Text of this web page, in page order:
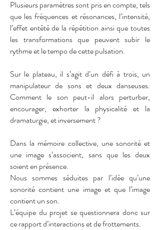
Plusieurs paramètres sont pris en compte, tels
que les fréquences et résonances, l’intensité,
l’effet entêté de la répétition ainsi que toutes
les transformations que peuvent subir le
rythme et le tempo de cette pulsation.
Sur le plateau, il s’agit d’un défi à trois, un
manipulateur de sons et deux danseuses.
Comment le son peut-il alors perturber,
encourager, exhorter la physicalité et la
dramaturgie, et inversement ?
Dans la mémoire collective, une sonorité et
une image s’associent, sans que les deux
soient en présence.
Nous sommes séduites par l’idée qu’une
sonorité contient une image et que l’image
contient un son.
L’équipe du projet se questionnera donc sur
ce rapport d’interactions et de frottements.